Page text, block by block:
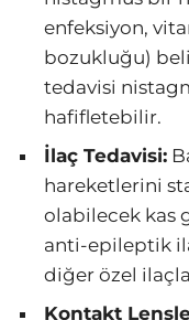
enfeksiyon,
bozukluğu)
tedavisi
hafifletebilir.
İlaç Tedavisi:
hareketlerini
olabilecek kas
anti-epileptik
diğer özel
Kontakt